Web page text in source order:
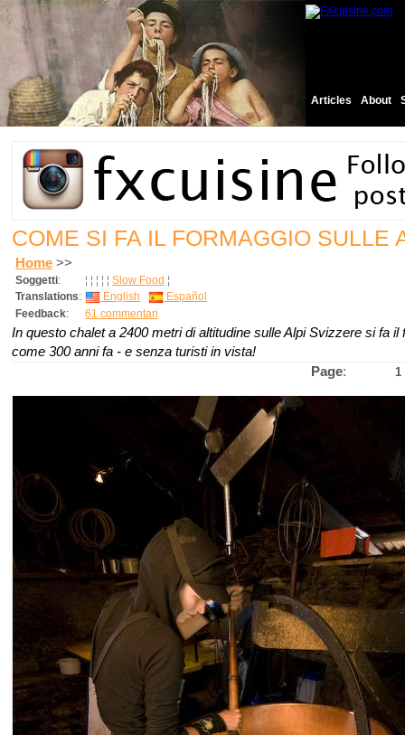
Articles About
COME SI FA IL FORMAGGIO SULLE
Home >>
Soggetti: ¦ ¦ ¦ ¦ ¦ Slow Food ¦
Translations: English
Español
Feedback: 61 commentari
In questo chalet a 2400 metri di altitudine sulle Alpi Svizzere si fa il
come 300 anni fa - e senza turisti in vista!
Page: 1